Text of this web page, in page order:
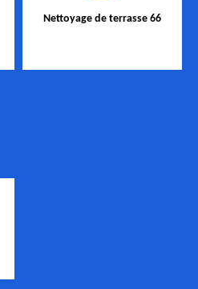
Nettoyage de terrasse 66